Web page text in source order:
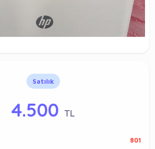
Satılık
4.500 TL
801